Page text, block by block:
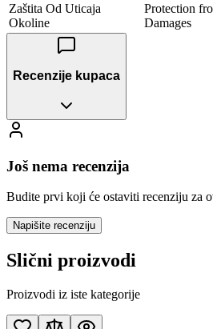
Zaštita Od Uticaja
Okoline
Protection
Damages
Recenzije kupaca
Još nema recenzija
Budite prvi koji će ostaviti recenziju za
Napišite recenziju
Slični proizvodi
Proizvodi iz iste kategorije